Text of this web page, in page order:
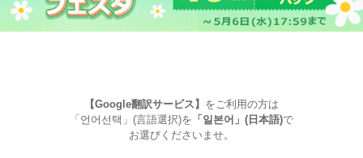
【Google翻訳サービス】 をご利用の方は
「언어선택」(言語選択)を 「일본어」(日本語)で
お選びくださいませ。